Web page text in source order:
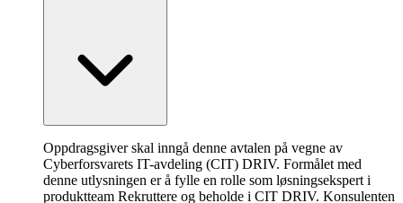
Oppdragsgiver skal inngå denne avtalen på vegne av
Cyberforsvarets IT-avdeling (CIT) DRIV. Formålet med
denne utlysningen er å fylle en rolle som løsningsekspert i
produktteam Rekruttere og beholde i CIT DRIV. Konsulenten